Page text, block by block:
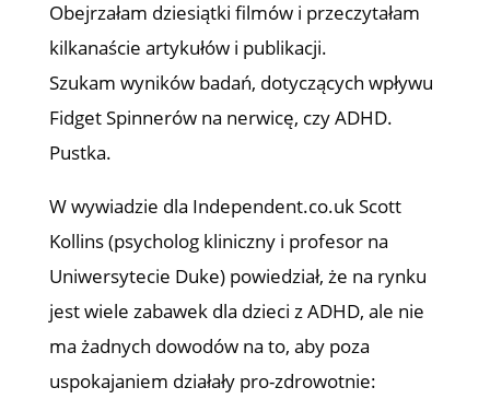
Obejrzałam dziesiątki filmów i przeczytałam
kilkanaście artykułów i publikacji.
Szukam wyników badań, dotyczących wpływu
Fidget Spinnerów na nerwicę, czy ADHD.
Pustka.
W wywiadzie dla Independent.co.uk Scott
Kollins (psycholog kliniczny i profesor na
Uniwersytecie Duke) powiedział, że na rynku
jest wiele zabawek dla dzieci z ADHD, ale nie
ma żadnych dowodów na to, aby poza
uspokajaniem działały pro-zdrowotnie: